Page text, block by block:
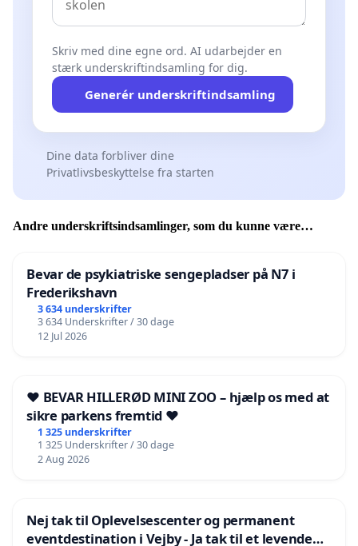
Skriv med dine egne ord. AI udarbejder en
stærk underskriftindsamling for dig.
Generér underskriftindsamling
Dine data forbliver dine
Privatlivsbeskyttelse fra starten
Andre underskriftsindsamlinger, som du kunne være
Bevar de psykiatriske sengepladser på N7 i
Frederikshavn
3 634 underskrifter
3 634 Underskrifter / 30 dage
12 Jul 2026
❤️ BEVAR HILLERØD MINI ZOO – hjælp os med at
sikre parkens fremtid ❤️
1 325 underskrifter
1 325 Underskrifter / 30 dage
2 Aug 2026
Nej tak til Oplevelsescenter og permanent
eventdestination i Vejby - Ja tak til et levende